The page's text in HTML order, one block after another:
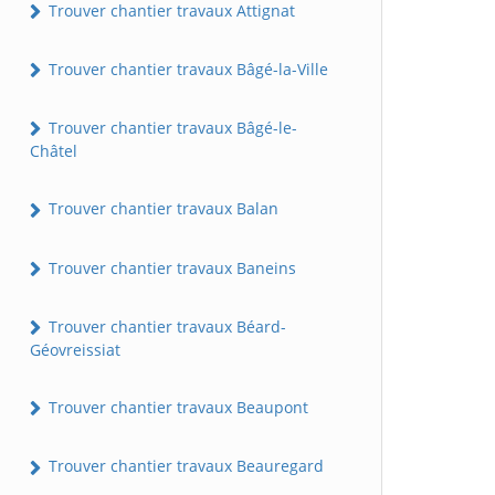
Trouver chantier travaux Attignat
Trouver chantier travaux Bâgé-la-Ville
Trouver chantier travaux Bâgé-le-
Châtel
Trouver chantier travaux Balan
Trouver chantier travaux Baneins
Trouver chantier travaux Béard-
Géovreissiat
Trouver chantier travaux Beaupont
Trouver chantier travaux Beauregard